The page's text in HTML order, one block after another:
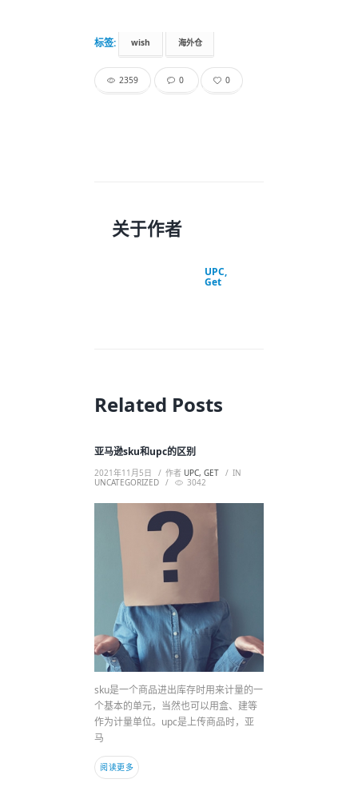
标签: wish 海外仓
2359 0 0
关于作者
UPC,
Get
Related Posts
亚马逊sku和upc的区别
2021年11月5日 作者 UPC, GET
IN
UNCATEGORIZED
3042
sku是一个商品进出库存时用来计量的一
个基本的单元，当然也可以用盒、建等
作为计量单位。upc是上传商品时，亚
马
阅读更多